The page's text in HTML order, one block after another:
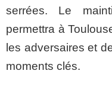
serrées. Le
permettra à
les adversaires et
moments clés.